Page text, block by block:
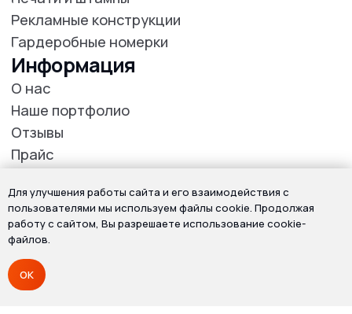
Для улучшения работы сайта и его взаимодействия с
пользователями мы используем файлы cookie. Продолжая
работу с сайтом, Вы разрешаете использование cookie-
файлов.
OK